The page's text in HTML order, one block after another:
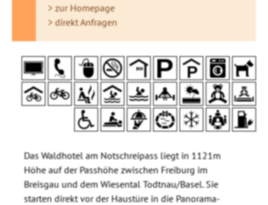
> zur Homepage
> direkt Anfragen
Das Waldhotel am Notschreipass liegt in 1121m
Höhe auf der Passhöhe zwischen Freiburg im
Breisgau und dem Wiesental Todtnau/Basel. Sie
starten direkt vor der Haustüre in die Panorama-